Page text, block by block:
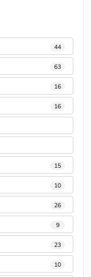
44
63
16
16
15
10
26
9
23
10